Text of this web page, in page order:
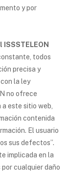
y por
todos
precisa y
la ley
no ofrece
este sitio web,
contenida
El usuario
sus defectos”.
implicada en la
cualquier daño